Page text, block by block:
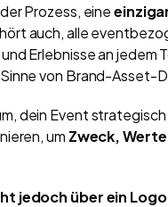
Prozess, eine
auch, alle
und Erlebnisse an
von Brand-Asset-
dein Event
um Zweck,
jedoch über ein